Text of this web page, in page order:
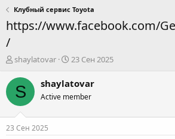
Клубный сервис Toyota
https://www.facebook.com/
/
А
т
о
р
е
м
shaylatovar
Д
т
н
23 Сен 2025
S shaylatovar
Active member
23 Сен 2025